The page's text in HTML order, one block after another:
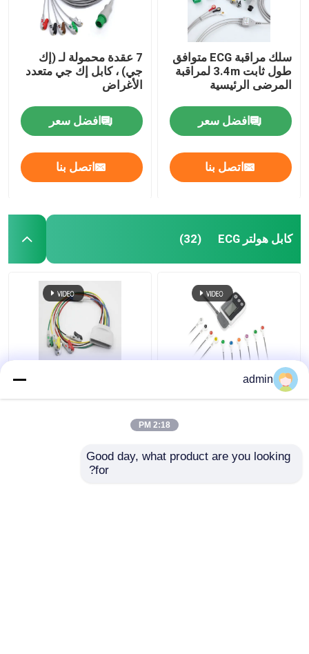
سلك مراقبة ECG متوافق
طول ثابت 3.4m لمراقبة
المرضى الرئيسية
افضل سعر
اتصل بنا
7 عقدة محمولة لـ (إك
جي) ، كابل إك جي متعدد
الأغراض
افضل سعر
اتصل بنا
كابل هولتر ECG (32)
كابل Borsam Holter
admin
2:18 PM
Good day, what product are you looking
for?